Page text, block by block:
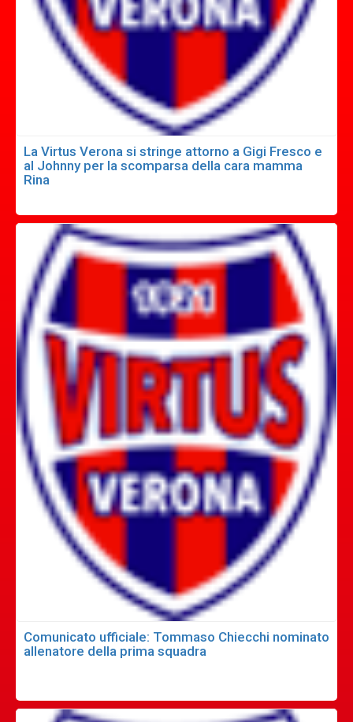
La Virtus Verona si stringe attorno a Gigi Fresco e
al Johnny per la scomparsa della cara mamma
Rina
Comunicato ufficiale: Tommaso Chiecchi nominato
allenatore della prima squadra